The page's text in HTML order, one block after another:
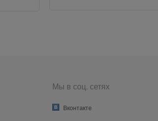
Мы в соц. сетях
Вконтакте